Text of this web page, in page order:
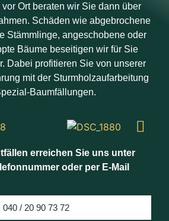
Ort beraten wir Sie dann über
Schäden wie abgebrochene
Stämmlinge, angeschobene oder
Bäume beseitigen wir für Sie
Dabei profitieren Sie von unserer
mit der Sturmholzaufarbeitung
Baumfällungen.
erreichen Sie uns unter
oder per E-Mail
040 / 20 90 73 72